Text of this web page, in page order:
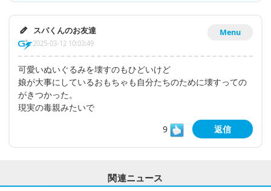
Menu
スパくんのお友達
2025-03-12 10:03:49
可愛いぬいぐるみを壊すのもひどいけど
娘が大事にしているおもちゃも自分たちのために壊すっての
がきつかった。
現実の毒親みたいで
9
返信
関連ニュース